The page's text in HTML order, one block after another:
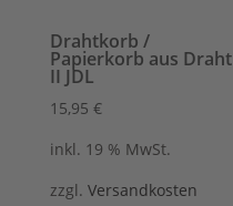
Drahtkorb /
Papierkorb aus Draht
II JDL
15,95 €
inkl. 19 % MwSt.
zzgl. Versandkosten